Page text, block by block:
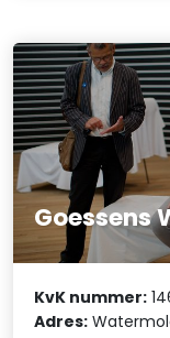
Goessens
KvK nummer:
Adres: